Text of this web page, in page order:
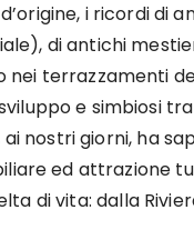
i ricordi di
di antichi
nei terrazzamenti
e simbiosi
nostri giorni, ha
ed attrazione
di vita: dalla